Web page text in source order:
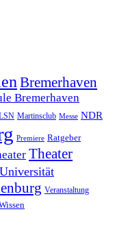
Bremerhaven
Bremerhaven
Martinsclub Messe NDR
Premiere Ratgeber
Theater
Universität
Veranstaltung